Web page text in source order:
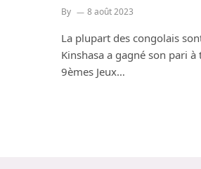
By 8 août 2023
La plupart des congolais
Kinshasa a gagné son pari
9èmes Jeux…